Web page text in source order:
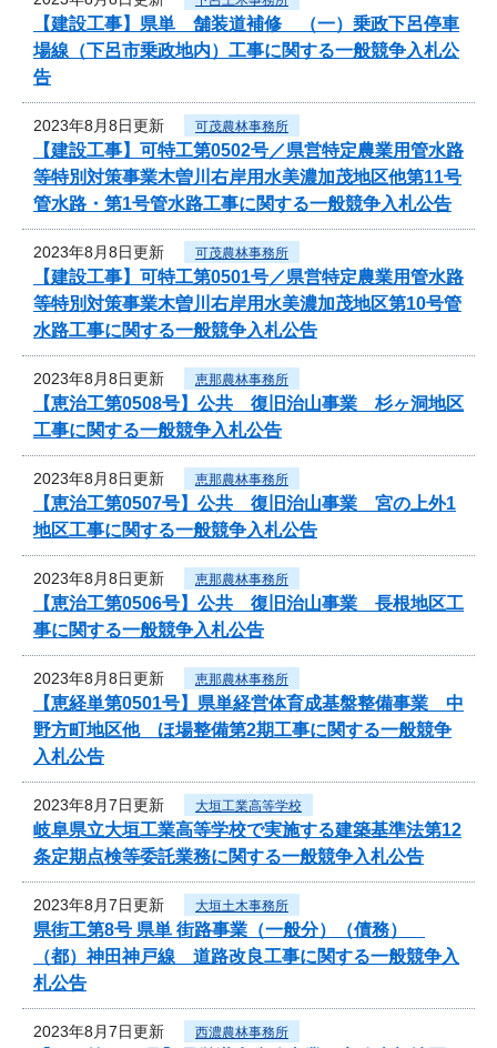
【建設工事】県単 舗装道補修 （一）乗政下呂停車
場線（下呂市乗政地内）工事に関する一般競争入札公
告
2023年8月8日更新 可茂農林事務所
【建設工事】可特工第0502号／県営特定農業用管水路
等特別対策事業木曽川右岸用水美濃加茂地区他第11号
管水路・第1号管水路工事に関する一般競争入札公告
2023年8月8日更新 可茂農林事務所
【建設工事】可特工第0501号／県営特定農業用管水路
等特別対策事業木曽川右岸用水美濃加茂地区第10号管
水路工事に関する一般競争入札公告
2023年8月8日更新 恵那農林事務所
【恵治工第0508号】公共 復旧治山事業 杉ヶ洞地区
工事に関する一般競争入札公告
2023年8月8日更新 恵那農林事務所
【恵治工第0507号】公共 復旧治山事業 宮の上外1
地区工事に関する一般競争入札公告
2023年8月8日更新 恵那農林事務所
【恵治工第0506号】公共 復旧治山事業 長根地区工
事に関する一般競争入札公告
2023年8月8日更新 恵那農林事務所
【恵経単第0501号】県単経営体育成基盤整備事業 中
野方町地区他 ほ場整備第2期工事に関する一般競争
入札公告
2023年8月7日更新 大垣工業高等学校
岐阜県立大垣工業高等学校で実施する建築基準法第12
条定期点検等委託業務に関する一般競争入札公告
2023年8月7日更新 大垣土木事務所
県街工第8号 県単 街路事業（一般分）（債務）
（都）神田神戸線 道路改良工事に関する一般競争入
札公告
2023年8月7日更新 西濃農林事務所